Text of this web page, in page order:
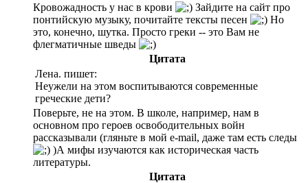
Кровожадность у нас в крови
Зайдите на сайт про
понтийскую музыку, почитайте тексты песен
Но
это, конечно, шутка. Просто греки -- это Вам не
флегматичные шведы
Цитата
Лена. пишет:
Неужели на этом воспитываются современные
греческие дети?
Поверьте, не на этом. В школе, например, нам в
основном про героев освободительных войн
рассказывали (гляньте в мой e-mail, даже там есть следы
)А мифы изучаются как историческая часть
литературы.
Цитата